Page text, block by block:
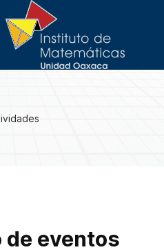
de eventos